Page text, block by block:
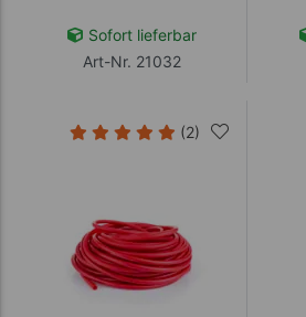
Sofort lieferbar
Art-Nr. 21032
(2)